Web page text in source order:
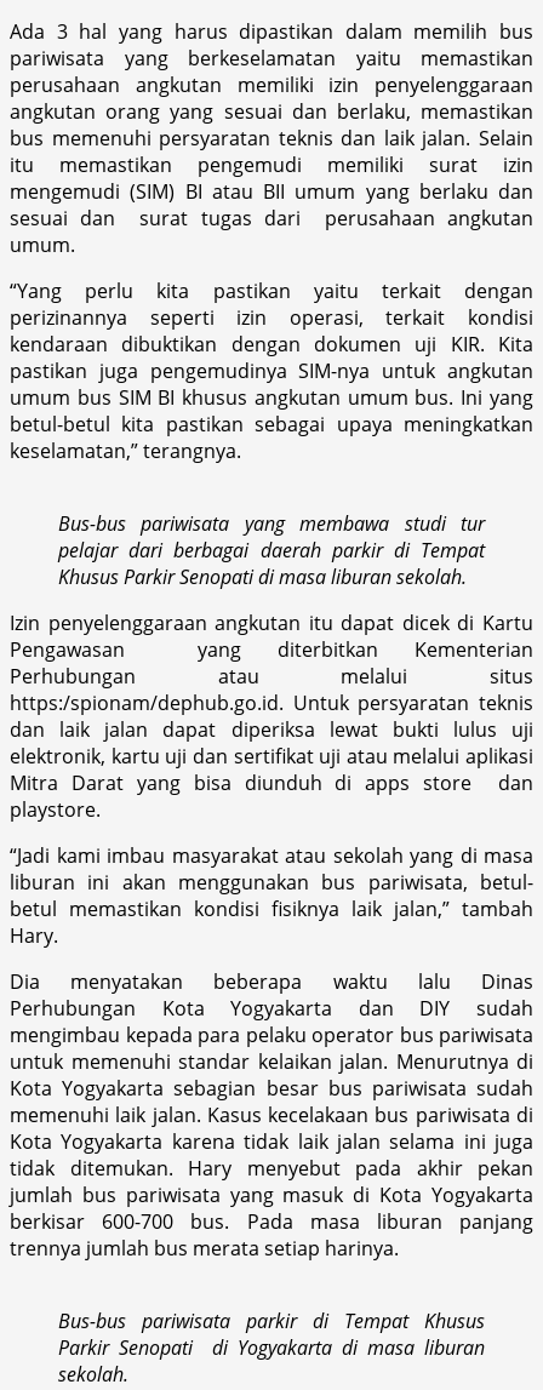
Ada 3 hal yang harus dipastikan dalam memilih bus
pariwisata yang berkeselamatan yaitu memastikan
perusahaan angkutan memiliki izin penyelenggaraan
angkutan orang yang sesuai dan berlaku, memastikan
bus memenuhi persyaratan teknis dan laik jalan. Selain
itu memastikan pengemudi memiliki surat izin
mengemudi (SIM) BI atau BII umum yang berlaku dan
sesuai dan surat tugas dari perusahaan angkutan
umum.
“Yang perlu kita pastikan yaitu terkait dengan
perizinannya seperti izin operasi, terkait kondisi
kendaraan dibuktikan dengan dokumen uji KIR. Kita
pastikan juga pengemudinya SIM-nya untuk angkutan
umum bus SIM BI khusus angkutan umum bus. Ini yang
betul-betul kita pastikan sebagai upaya meningkatkan
keselamatan,” terangnya.
Bus-bus pariwisata yang membawa studi tur
pelajar dari berbagai daerah parkir di Tempat
Khusus Parkir Senopati di masa liburan sekolah.
Izin penyelenggaraan angkutan itu dapat dicek di Kartu
Pengawasan yang diterbitkan Kementerian
Perhubungan atau melalui situs
https:/spionam/dephub.go.id. Untuk persyaratan teknis
dan laik jalan dapat diperiksa lewat bukti lulus uji
elektronik, kartu uji dan sertifikat uji atau melalui aplikasi
Mitra Darat yang bisa diunduh di apps store dan
playstore.
“Jadi kami imbau masyarakat atau sekolah yang di masa
liburan ini akan menggunakan bus pariwisata, betul-
betul memastikan kondisi fisiknya laik jalan,” tambah
Hary.
Dia menyatakan beberapa waktu lalu Dinas
Perhubungan Kota Yogyakarta dan DIY sudah
mengimbau kepada para pelaku operator bus pariwisata
untuk memenuhi standar kelaikan jalan. Menurutnya di
Kota Yogyakarta sebagian besar bus pariwisata sudah
memenuhi laik jalan. Kasus kecelakaan bus pariwisata di
Kota Yogyakarta karena tidak laik jalan selama ini juga
tidak ditemukan. Hary menyebut pada akhir pekan
jumlah bus pariwisata yang masuk di Kota Yogyakarta
berkisar 600-700 bus. Pada masa liburan panjang
trennya jumlah bus merata setiap harinya.
Bus-bus pariwisata parkir di Tempat Khusus
Parkir Senopati di Yogyakarta di masa liburan
sekolah.